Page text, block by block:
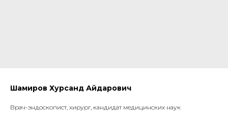
Шамиров Хурсанд Айдарович
Врач-эндоскопист, хирург, кандидат медицинских наук